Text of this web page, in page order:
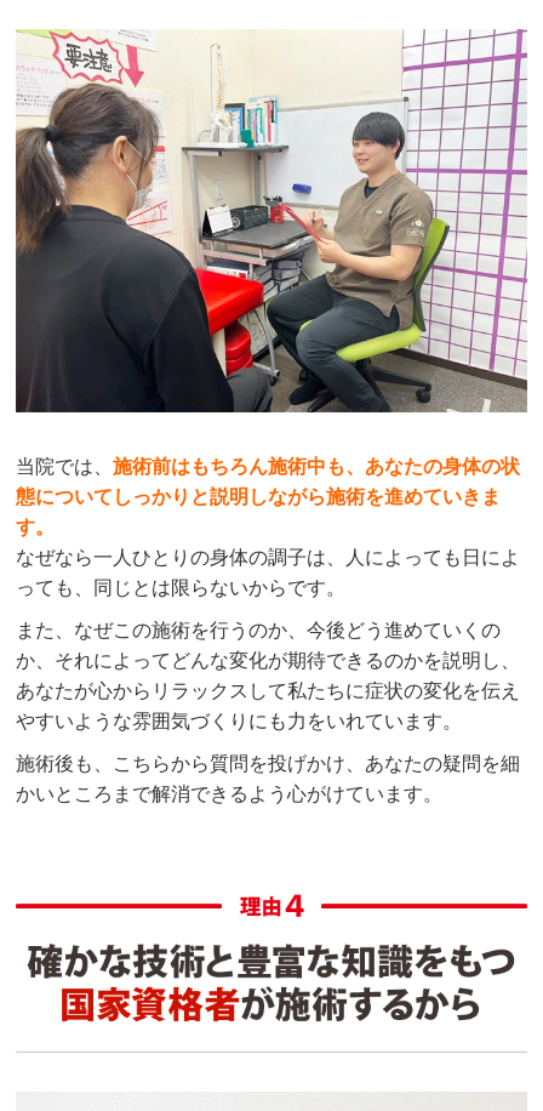
当院では、施術前はもちろん施術中も、あなたの身体の状
態についてしっかりと説明しながら施術を進めていきま
す。
なぜなら一人ひとりの身体の調子は、人によっても日によ
っても、同じとは限らないからです。
また、なぜこの施術を行うのか、今後どう進めていくの
か、それによってどんな変化が期待できるのかを説明し、
あなたが心からリラックスして私たちに症状の変化を伝え
やすいような雰囲気づくりにも力をいれています。
施術後も、こちらから質問を投げかけ、あなたの疑問を細
かいところまで解消できるよう心がけています。